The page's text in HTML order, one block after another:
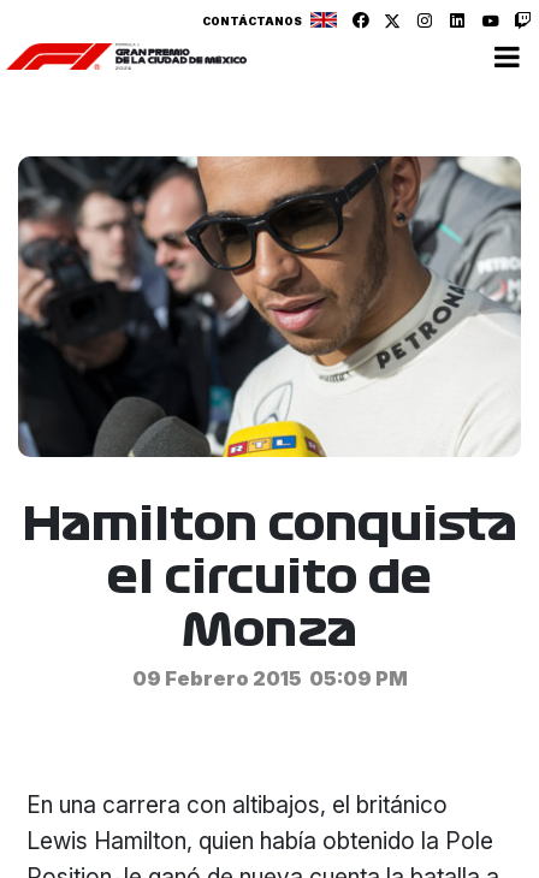
CONTÁCTANOS
Hamilton conquista
el circuito de
Monza
09 Febrero 2015 05:09 PM
En una carrera con altibajos, el británico
Lewis Hamilton, quien había obtenido la Pole